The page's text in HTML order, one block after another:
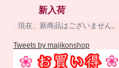
新入荷
現在、新商品はございません。
Tweets by majikonshop